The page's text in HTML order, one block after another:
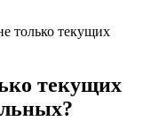
только текущих
текущих